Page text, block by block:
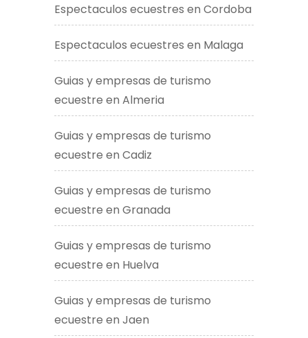
Espectaculos ecuestres en Cordoba
Espectaculos ecuestres en Malaga
Guias y empresas de turismo
ecuestre en Almeria
Guias y empresas de turismo
ecuestre en Cadiz
Guias y empresas de turismo
ecuestre en Granada
Guias y empresas de turismo
ecuestre en Huelva
Guias y empresas de turismo
ecuestre en Jaen